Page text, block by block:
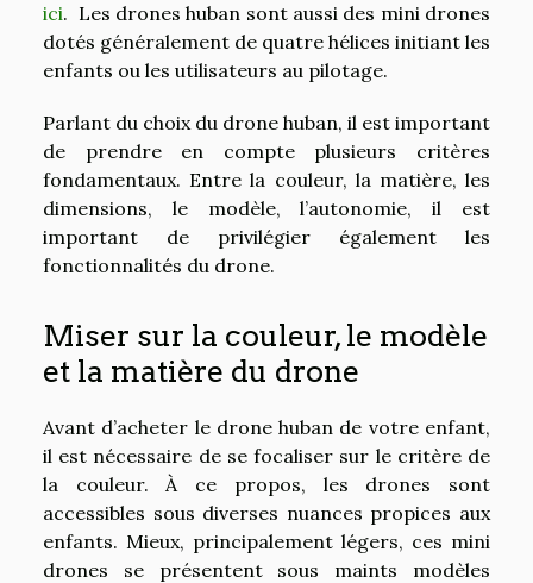
ici. Les drones huban sont aussi des mini drones
dotés généralement de quatre hélices initiant les
enfants ou les utilisateurs au pilotage.
Parlant du choix du drone huban, il est important
de prendre en compte plusieurs critères
fondamentaux. Entre la couleur, la matière, les
dimensions, le modèle, l’autonomie, il est
important de privilégier également les
fonctionnalités du drone.
Miser sur la couleur, le modèle
et la matière du drone
Avant d’acheter le drone huban de votre enfant,
il est nécessaire de se focaliser sur le critère de
la couleur. À ce propos, les drones sont
accessibles sous diverses nuances propices aux
enfants. Mieux, principalement légers, ces mini
drones se présentent sous maints modèles